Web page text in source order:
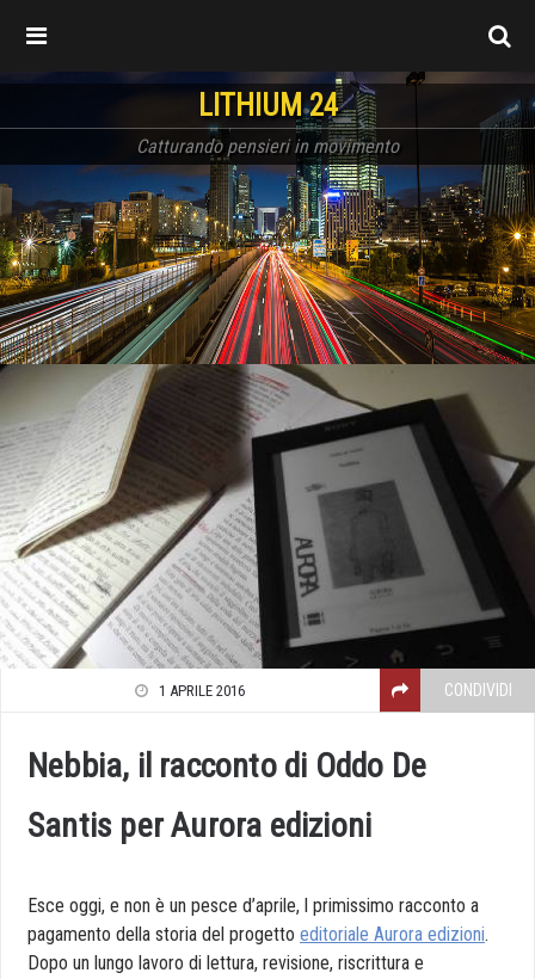
LITHIUM 24
Catturando pensieri in movimento
1 APRILE 2016 CONDIVIDI
Nebbia, il racconto di Oddo De
Santis per Aurora edizioni
Esce oggi, e non è un pesce d’aprile, l primissimo racconto a
pagamento della storia del progetto editoriale Aurora edizioni.
Dopo un lungo lavoro di lettura, revisione, riscrittura e